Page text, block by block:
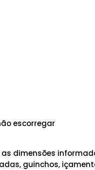
escorregar
dimensões
guinchos,